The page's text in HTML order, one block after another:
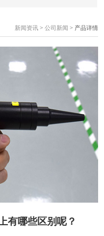
新闻资讯 > 公司新闻 > 产品详情
有哪些区别呢？